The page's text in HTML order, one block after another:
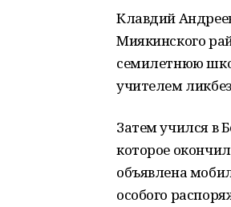
Клавдий
Миякинского
семилетнюю
учителем
Затем учился в
которое
объявлена
особого